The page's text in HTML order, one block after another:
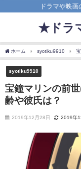
ドラマや映
★ドラ
ホーム syotiku9910
syotiku9910
宝鐘マリンの前
齢や彼氏は？
2019年12月28日 2019年